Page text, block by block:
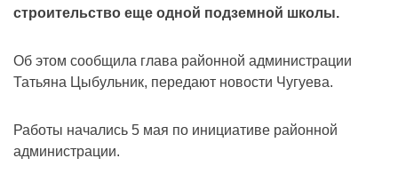
строительство еще одной подземной школы.
Об этом сообщила глава районной администрации
Татьяна Цыбульник, передают новости Чугуева.
Работы начались 5 мая по инициативе районной
администрации.